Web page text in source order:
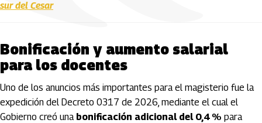
sur del Cesar
Bonificación y aumento salarial
para los docentes
Uno de los anuncios más importantes para el magisterio fue la
expedición del Decreto 0317 de 2026, mediante el cual el
Gobierno creó una bonificación adicional del 0,4 % para